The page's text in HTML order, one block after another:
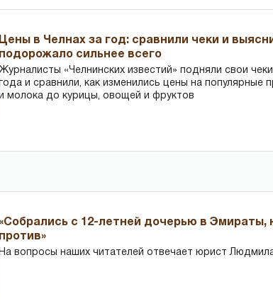
Цены в Челнах за год: сравнили чеки и
подорожало сильнее всего
«Челнинских известий» подняли свои
и сравнили, как изменились цены на популярные
молока до курицы, овощей и фруктов
«Собрались с 12-летней дочерью в
против»
На вопросы наших читателей отвечает юрист